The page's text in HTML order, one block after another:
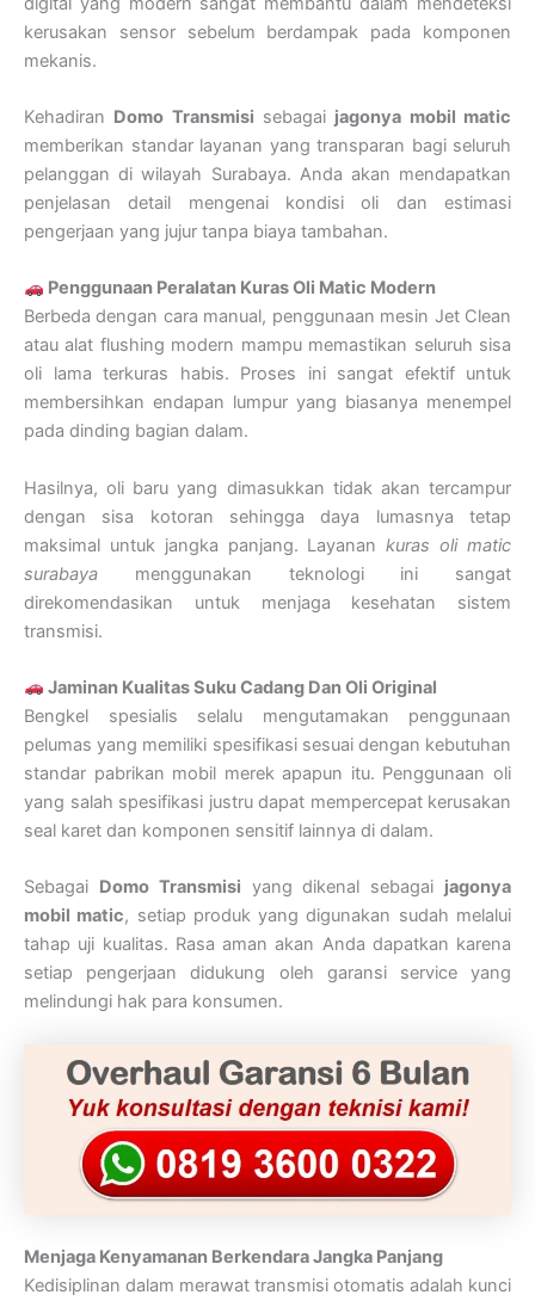
kerusakan sensor sebelum berdampak pada komponen
mekanis.
Kehadiran Domo Transmisi sebagai jagonya mobil matic
memberikan standar layanan yang transparan bagi seluruh
pelanggan di wilayah Surabaya. Anda akan mendapatkan
penjelasan detail mengenai kondisi oli dan estimasi
pengerjaan yang jujur tanpa biaya tambahan.
Penggunaan Peralatan Kuras Oli Matic Modern
Berbeda dengan cara manual, penggunaan mesin Jet Clean
atau alat flushing modern mampu memastikan seluruh sisa
oli lama terkuras habis. Proses ini sangat efektif untuk
membersihkan endapan lumpur yang biasanya menempel
pada dinding bagian dalam.
Hasilnya, oli baru yang dimasukkan tidak akan tercampur
dengan sisa kotoran sehingga daya lumasnya tetap
maksimal untuk jangka panjang. Layanankuras oli matic
surabaya menggunakan teknologi ini sangat
direkomendasikan untuk menjaga kesehatan sistem
transmisi.
Jaminan Kualitas Suku Cadang Dan Oli Original
Bengkel spesialis selalu mengutamakan penggunaan
pelumas yang memiliki spesifikasi sesuai dengan kebutuhan
standar pabrikan mobil merek apapun itu. Penggunaan oli
yang salah spesifikasi justru dapat mempercepat kerusakan
seal karet dan komponen sensitif lainnya di dalam.
Sebagai Domo Transmisi yang dikenal sebagai jagonya
mobil matic, setiap produk yang digunakan sudah melalui
tahap uji kualitas. Rasa aman akan Anda dapatkan karena
setiap pengerjaan didukung oleh garansi service yang
melindungi hak para konsumen.
Menjaga Kenyamanan Berkendara Jangka Panjang
Kedisiplinan dalam merawat transmisi otomatis adalah kunci